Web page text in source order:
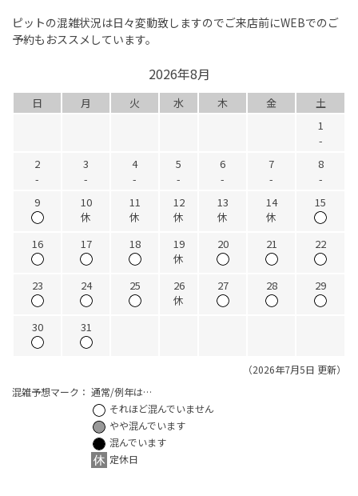
ピットの混雑状況は日々変動致しますのでご来店前にWEBでのご
予約もおススメしています。
2026年8月
日 月 火 水 木 金
土
1
-
2
-
3
-
4
-
5
-
6
-
7
-
8
-
9
10
休
11
休
12
休
13
休
14
休
15
16 17 18
19
休
20 21 22
23 24 25
26
休
27 28 29
30 31
（2026年7月5日 更新）
混雑予想マーク： 通常/例年は…
それほど混んでいません
やや混んでいます
混んでいます
定休日